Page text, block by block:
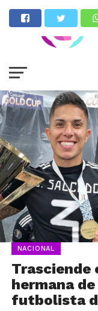
NACIONAL
Trasciende
hermana
futbolista